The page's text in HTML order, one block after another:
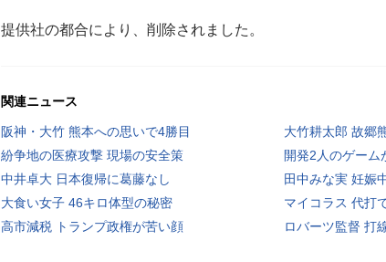
提供社の都合により、削除されました。
関連ニュース
阪神・大竹 熊本への思いで4勝目
大竹耕太郎 故郷
紛争地の医療攻撃 現場の安全策
開発2人のゲーム
中井卓大 日本復帰に葛藤なし
田中みな実 妊娠
大食い女子 46キロ体型の秘密
マイコラス 代打
高市減税 トランプ政権が苦い顔
ロバーツ監督 打